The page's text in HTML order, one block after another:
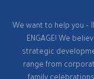
We want to help you –
ENGAGE! We
strategic
range from